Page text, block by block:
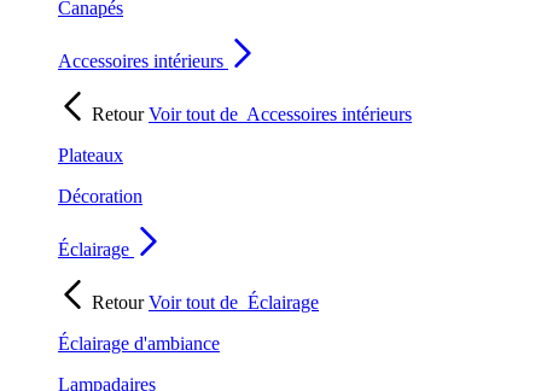
Canapés
Accessoires intérieurs
RetourVoir tout de Accessoires intérieurs
Plateaux
Décoration
Éclairage
RetourVoir tout de Éclairage
Éclairage d'ambiance
Lampadaires